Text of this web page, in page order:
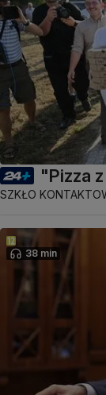
"Pizza
SZKŁO
38 min